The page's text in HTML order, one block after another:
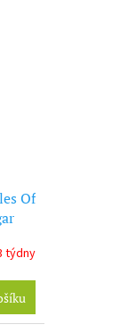
Of
týdny